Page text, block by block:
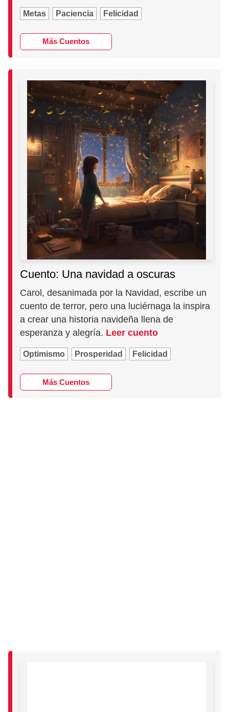
Metas Paciencia Felicidad
Más Cuentos
Cuento: Una navidad a oscuras
Carol, desanimada por la Navidad, escribe un
cuento de terror, pero una luciérnaga la inspira
a crear una historia navideña llena de
esperanza y alegría. Leer cuento
Optimismo Prosperidad Felicidad
Más Cuentos